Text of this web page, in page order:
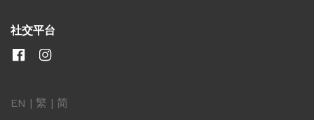
社交平台
EN | 繁 | 简